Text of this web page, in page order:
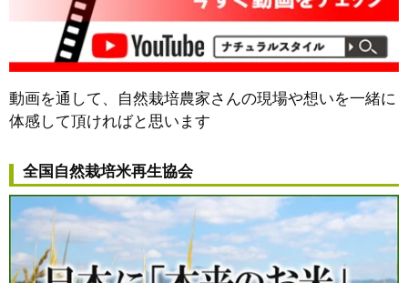
動画を通して、自然栽培農家さんの現場や想いを一緒に
体感して頂ければと思います
全国自然栽培米再生協会